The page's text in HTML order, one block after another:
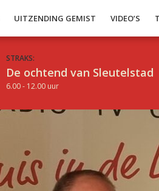
UITZENDING GEMIST VIDEO’S
STRAKS:
De ochtend van Sleutelstad
6.00 - 12.00 uur